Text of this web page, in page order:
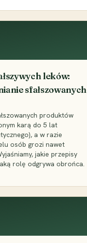
leków:
sfałszowanych
produktów
karą do 5 lat
a w razie
osób grozi nawet
jakie przepisy
rolę odgrywa obrońca.